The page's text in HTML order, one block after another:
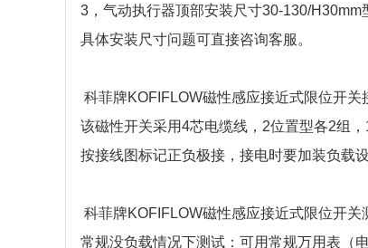
3，气动执行器顶部安装尺寸30-130/H30mm
具体安装尺寸问题可直接咨询客服。
科菲牌KOFIFLOW磁性感应接近式限位开关
该磁性开关采用4芯电缆线，2位置型各2组
按接线图标记正负极接，接电时要加装负载
科菲牌KOFIFLOW磁性感应接近式限位开关
常规没负载情况下测试：可用常规万用表（